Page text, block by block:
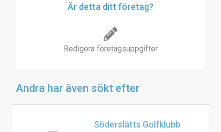
Är detta ditt företag?
Redigera företagsuppgifter
Andra har även sökt efter
Söderslätts Golfklubb